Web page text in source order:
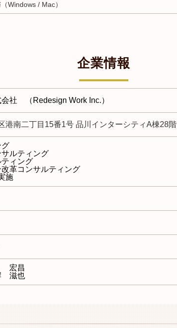
（Windows / Mac）
企業情報
社 （Redesign Work Inc.）
港南二丁目15番1号 品川インターシティA棟28階
グ
サルティング
ィング
改革コンサルティング
施
宏昌
也